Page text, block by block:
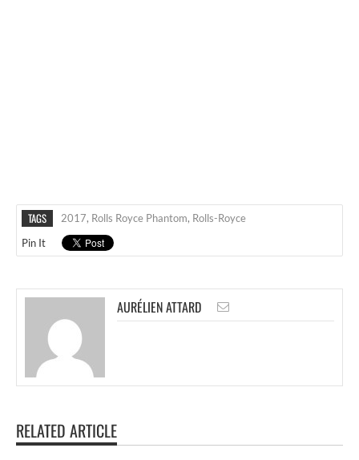
TAGS 2017, Rolls Royce Phantom, Rolls-Royce
Pin It
AURÉLIEN ATTARD
RELATED ARTICLE